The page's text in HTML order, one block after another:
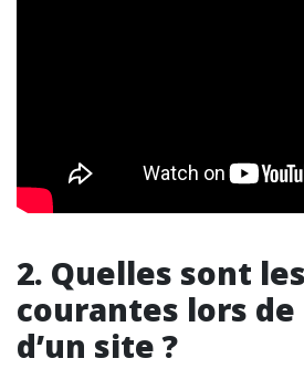
2. Quelles sont
courantes lors
d’un site ?